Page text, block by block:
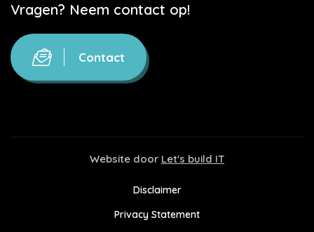
Vragen? Neem contact op!
Contact
Website door Let's build IT
Disclaimer
Privacy Statement